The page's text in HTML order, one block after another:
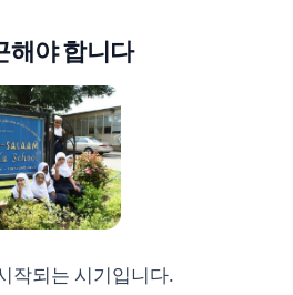
해야 합니다
작되는 시기입니다.